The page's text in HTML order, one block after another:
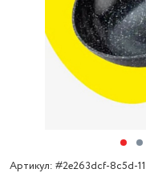
Артикул: #2e263dcf-8c5d-